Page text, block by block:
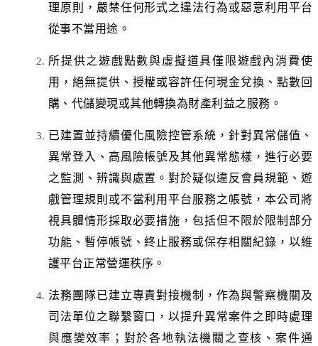
理原則，嚴禁任何形式之違法行為或惡意利用平台
從事不當用途。
所提供之遊戲點數與虛擬道具僅限遊戲內消費使
用，絕無提供、授權或容許任何現金兌換、點數回
購、代儲變現或其他轉換為財產利益之服務。
已建置並持續優化風險控管系統，針對異常儲值、
異常登入、高風險帳號及其他異常態樣，進行必要
之監測、辨識與處置。對於疑似違反會員規範、遊
戲管理規則或不當利用平台服務之帳號，本公司將
視具體情形採取必要措施，包括但不限於限制部分
功能、暫停帳號、終止服務或保存相關紀錄，以維
護平台正常營運秩序。
法務團隊已建立專責對接機制，作為與警察機關及
司法單位之聯繫窗口，以提升異常案件之即時處理
與應變效率；對於各地執法機關之查核、案件通